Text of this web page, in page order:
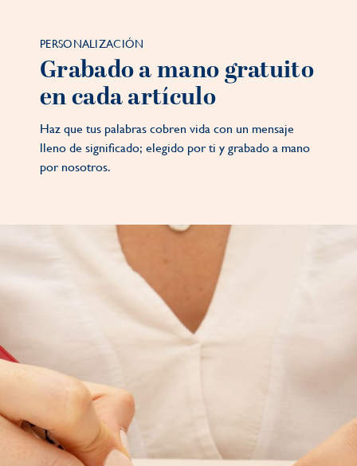
PERSONALIZACIÓN
Grabado a mano gratuito
en cada artículo
Haz que tus palabras cobren vida con un mensaje
lleno de significado; elegido por ti y grabado a mano
por nosotros.